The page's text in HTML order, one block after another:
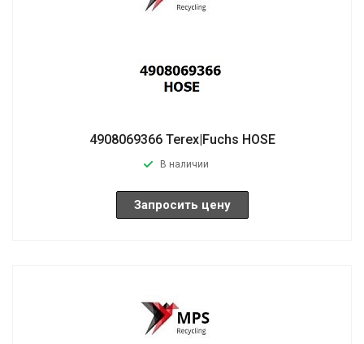
4908069366 Terex|Fuchs HOSE
В наличии
Запросить цену